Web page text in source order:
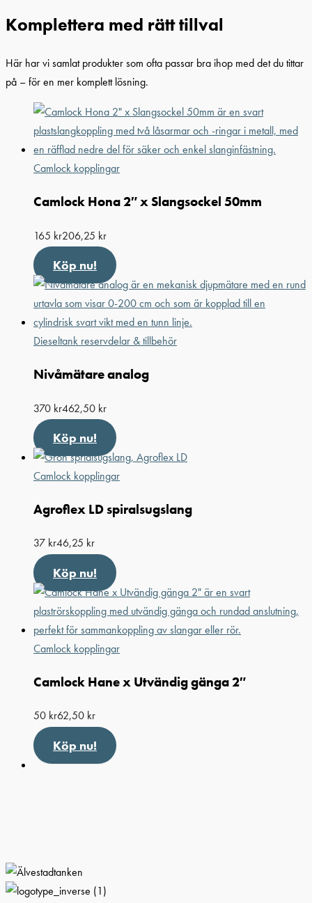
Komplettera med rätt tillval
Här har vi samlat produkter som ofta passar bra ihop med det du tittar
på – för en mer komplett lösning.
Camlock kopplingar
Camlock Hona 2″ x Slangsockel 50mm
165 kr206,25 kr
Köp nu!
Dieseltank reservdelar & tillbehör
Nivåmätare analog
370 kr462,50 kr
Köp nu!
Camlock kopplingar
Agroflex LD spiralsugslang
37 kr46,25 kr
Köp nu!
Camlock kopplingar
Camlock Hane x Utvändig gänga 2″
50 kr62,50 kr
Köp nu!